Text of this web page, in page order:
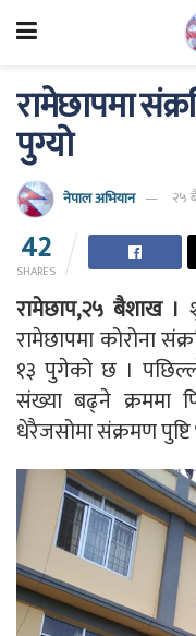
रामेछापमा
पुग्यो
नेपाल अभियान २५
42
SHARES
रामेछाप,२५ बैशाख ।
रामेछापमा कोरोना
१३ पुगेको छ ।
संख्या बढ्ने क्रममा
धेरैजसोमा संक्रमण